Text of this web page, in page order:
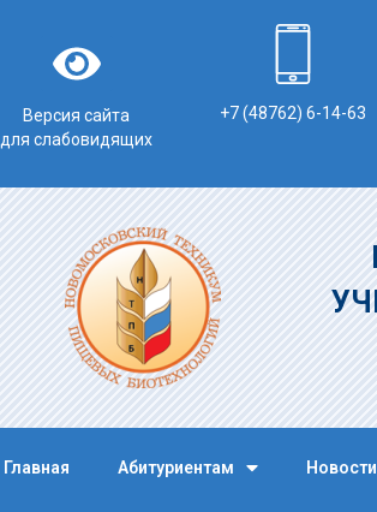
Версия сайта
для слабовидящих
+7 (48762) 6-14-63
Главная Абитуриентам Новости